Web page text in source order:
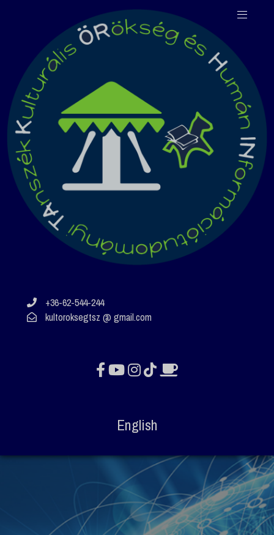
+36-62-544-244
kultoroksegtsz @ gmail.com
English